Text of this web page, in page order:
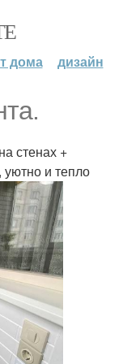
дома дизайн
стенах +
уютно и тепло